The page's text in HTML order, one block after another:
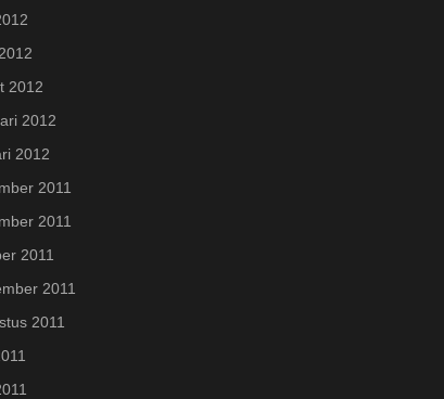
2012
2012
2012
2011
2011
2011
2011
2011